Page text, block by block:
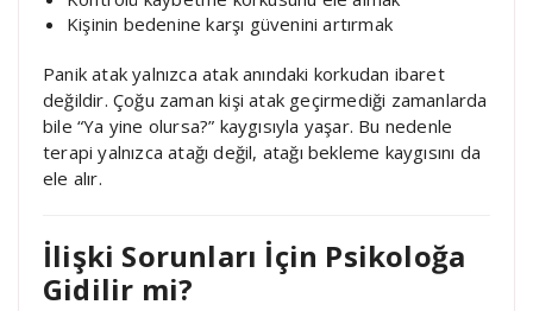
Kişinin bedenine karşı güvenini artırmak
Panik atak yalnızca atak anındaki korkudan ibaret
değildir. Çoğu zaman kişi atak geçirmediği zamanlarda
bile “Ya yine olursa?” kaygısıyla yaşar. Bu nedenle
terapi yalnızca atağı değil, atağı bekleme kaygısını da
ele alır.
İlişki Sorunları İçin Psikoloğa
Gidilir mi?